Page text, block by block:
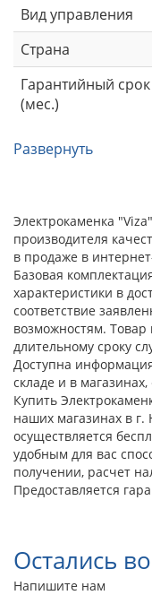
Вид управления
Страна
Гарантийный
(мес.)
Развернуть
Электрокаменка
производителя
в продаже в
Базовая
характеристики в
соответствие
возможностям.
длительному сроку
Доступна
складе и в
Купить
наших магазинах в г.
осуществляется
удобным для вас
получении, расчет
Предоставляется
Остались
Напишите нам